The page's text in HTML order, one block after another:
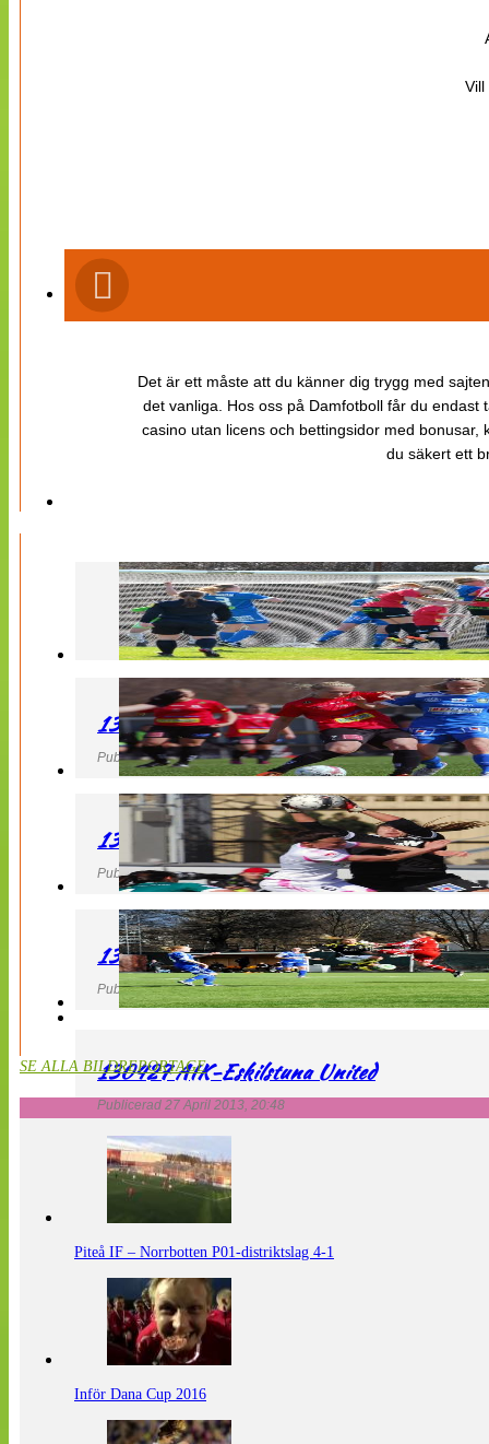
Vill
Det är ett måste att du känner dig trygg med
det vanliga. Hos oss på Damfotboll får du
casino utan licens och bettingsidor med
du säkert ett
130427 LB 07 – QBIK
Publicerad 27 April 2013, 22:40
130427 IF Limhamn Bunkeflo – QBIK
Publicerad 27 April 2013, 21:10
130427 LdB FC Malmö – Mallbackens IF
Publicerad 27 April 2013, 20:54
130427 AIK-Eskilstuna United
Publicerad 27 April 2013, 20:48
SE ALLA BILDREPORTAGE
Piteå IF – Norrbotten P01-distriktslag 4-1
Inför Dana Cup 2016